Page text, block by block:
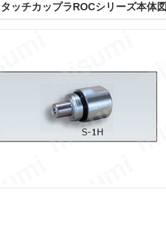
ッチカップラROCシリーズ本体図